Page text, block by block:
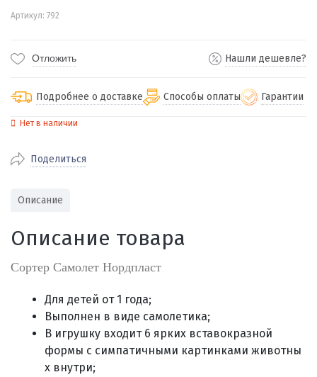
Артикул: 792
Отложить Нашли дешевле?
Подробнее о доставке
доставка
стоимость доставки
службами Пэк, Кит, Луч, Сдэк, Озон
доставка, Почта РФ или любой другой
транспортной компанией на Ваш выбор
Способы оплаты
Наличными при получении (для
городов)
Онлайн через СБП
Гарантии
Нет в наличии
Поделиться
Описание
Описание товара
Сортер Самолет Нордпласт
Для детей от 1 года;
Выполнен в виде самолетика;
В игрушку входит 6 ярких вставокразной
формы с симпатичными картинками животны
х внутри;